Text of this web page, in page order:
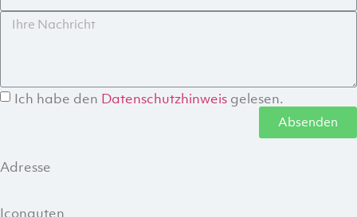
Ich habe den Datenschutzhinweis gelesen.
Absenden
Adresse
Iconauten